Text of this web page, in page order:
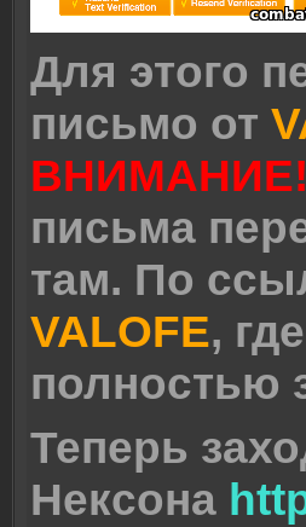
Для этого
письмо от
письма
там. По
VALOFE,
полностью
Теперь
Нексона